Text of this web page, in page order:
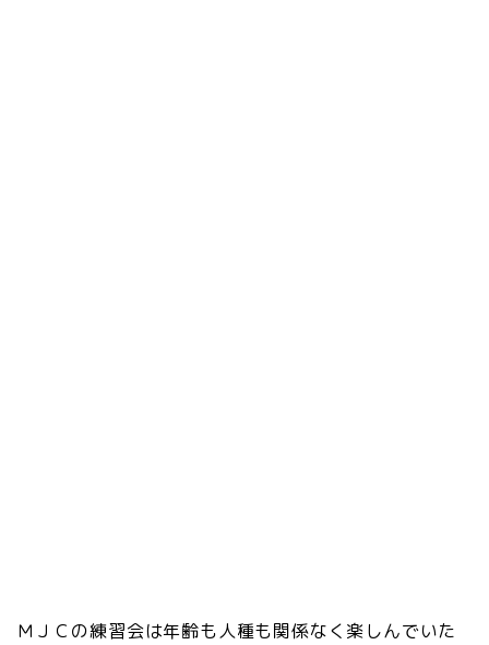
ＭＪＣの練習会は年齢も人種も関係なく楽しんでいた